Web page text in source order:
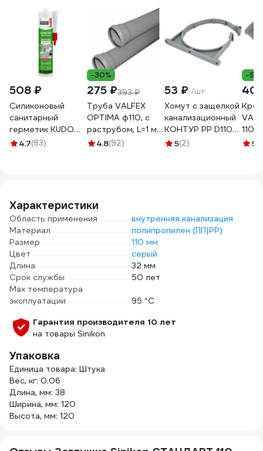
508 ₽
Силиконовый
санитарный
герметик KUDO
(белый; 280 мл)
4.7(83)
-30%
275 ₽393 ₽
Труба VALFEX
OPTIMA ф110, с
раструбом, L=1 м,
внутренняя
4.8(92)
53 ₽ /шт
Хомут с защелкой
канализационный
КОНТУР PP D110
СТАНДАРТ
5(2)
-9%
110/
5
Характеристики
Область применения
внутренняя канализация
Материал
полипропилен (ПП|PP)
Размер
110 мм
Цвет
серый
Длина
32 мм
Срок службы
50 лет
Max температура
эксплуатации
95 °С
Гарантия производителя 10 лет
на товары Sinikon
Упаковка
Единица товара: Штука
Вес, кг: 0.06
Длина, мм: 38
Ширина, мм: 120
Высота, мм: 120